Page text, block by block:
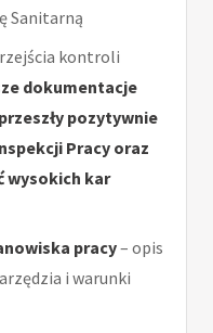
Sanitarną
kontroli
dokumentacje
pozytywnie
Pracy oraz
wysokich kar
pracy– opis
i warunki